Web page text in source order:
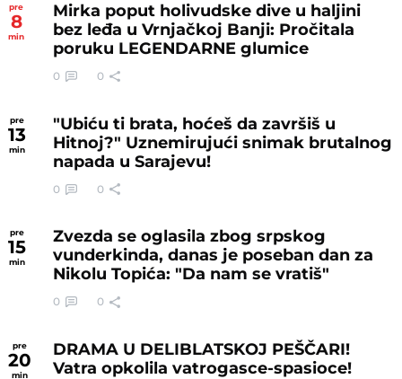
pre
8
min
Mirka poput holivudske dive u haljini
bez leđa u Vrnjačkoj Banji: Pročitala
poruku LEGENDARNE glumice
0 0
pre
13
min
"Ubiću ti brata, hoćeš da završiš u
Hitnoj?" Uznemirujući snimak brutalnog
napada u Sarajevu!
0 0
pre
15
min
Zvezda se oglasila zbog srpskog
vunderkinda, danas je poseban dan za
Nikolu Topića: "Da nam se vratiš"
0 0
pre
20
min
DRAMA U DELIBLATSKOJ PEŠČARI!
Vatra opkolila vatrogasce-spasioce!